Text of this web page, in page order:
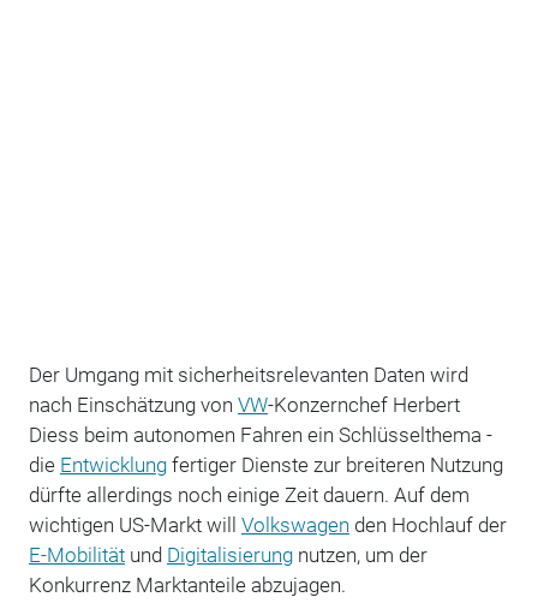
Der Umgang mit sicherheitsrelevanten Daten wird
nach Einschätzung von VW-Konzernchef Herbert
Diess beim autonomen Fahren ein Schlüsselthema -
die Entwicklungfertiger Dienste zur breiteren Nutzung
dürfte allerdings noch einige Zeit dauern. Auf dem
wichtigen US-Markt will Volkswagen den Hochlauf der
E-Mobilitätund Digitalisierungnutzen, um der
Konkurrenz Marktanteile abzujagen.